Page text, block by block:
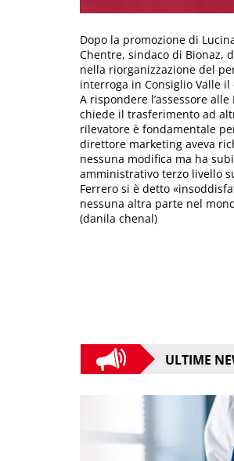
Dopo la promozione di
Chentre, sindaco di Bionaz,
nella riorganizzazione del
interroga in Consiglio Valle
A rispondere l’assessore
chiede il trasferimento ad
rilevatore è fondamentale
direttore marketing aveva
nessuna modifica ma ha
amministrativo terzo livello
Ferrero si è detto
nessuna altra parte nel
(danila chenal)
ULTIME